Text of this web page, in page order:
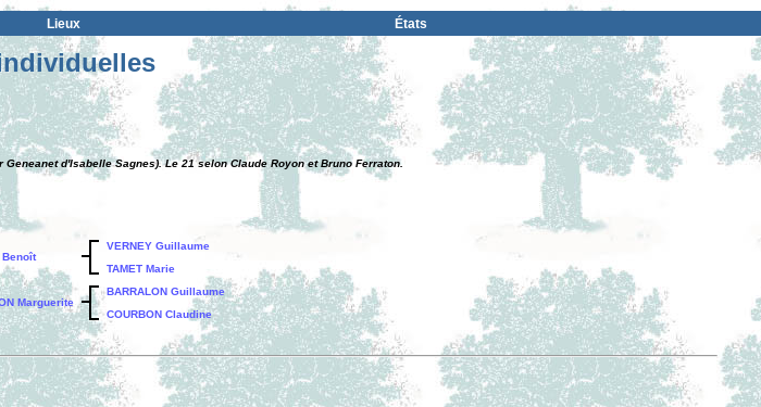
Lieux États
d'Isabelle Sagnes). Le 21 selon Claude Royon et Bruno Ferraton.
Benoît
VERNEY Guillaume
TAMET Marie
Marguerite
BARRALON Guillaume
COURBON Claudine